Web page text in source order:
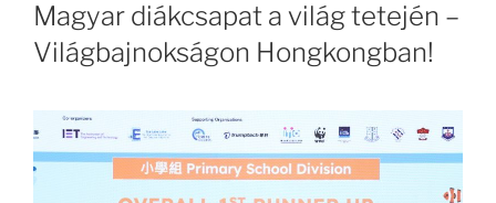
Magyar diákcsapat a világ tetején –
Világbajnokságon Hongkongban!